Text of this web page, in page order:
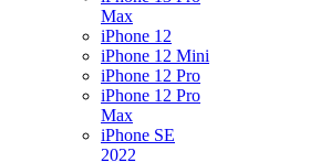
Max
iPhone 12
iPhone 12 Mini
iPhone 12 Pro
iPhone 12 Pro
Max
iPhone SE
2022